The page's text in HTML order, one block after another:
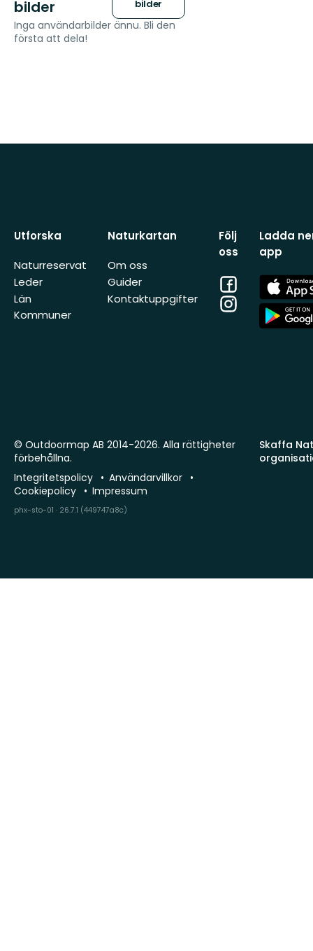
bilder
bilder
Inga användarbilder ännu. Bli den
första att dela!
Utforska
Naturreservat
Leder
Län
Kommuner
Naturkartan
Om oss
Guider
Kontaktuppgifter
Följ
oss
Facebook
Instagram
Ladda
app
App
Store
App
Store
Skaffa
© Outdoormap AB 2014-2026. Alla rättigheter
förbehållna.
Integritetspolicy
Användarvillkor
Cookiepolicy
Impressum
phx-sto-01 · 26.7.1 (449747a8c)